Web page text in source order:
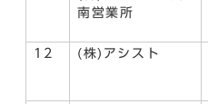
南営業所
12
(株)アシスト